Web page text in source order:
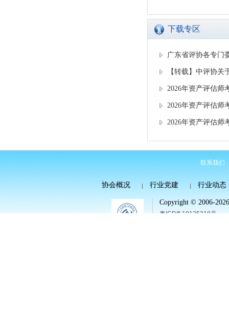
下载专区
广东省评协各专门
【转载】中评协
2026年资产评估师
2026年资产评估师
2026年资产评估师
联系我们
协会概况 行业党建 行业动态
Copyright © 2006-
粤ICP备19135318号